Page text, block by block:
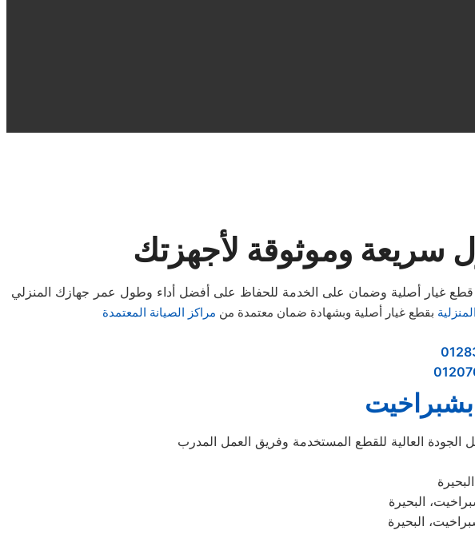
سريعة وموثوقة لأجهزتك
بقطع غيار أصلية وبشهادة ضمان معتمدة من مراكز الصيانة المعتمدة
بشبراخيت
البحيرة
البحيرة